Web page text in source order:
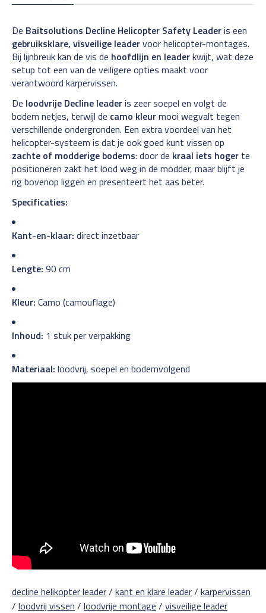
De Baitsolutions Decline Helicopter Safety Leaderis een
gebruiksklare, visveilige leadervoor helicopter-montages.
Bij lijnbreuk kan de vis de hoofdlijn en leaderkwijt, wat deze
setup tot een van de veiligere opties maakt voor
verantwoord karpervissen.
De loodvrije Decline leaderis zeer soepel en volgt de
bodem netjes, terwijl de camo kleurmooi wegvalt tegen
verschillende ondergronden. Een extra voordeel van het
helicopter-systeem is dat je ook goed kunt vissen op
zachte of modderige bodems: door de kraal iets hoger te
positioneren zakt het lood weg in de modder, maar blijft je
rig bovenop liggen en presenteert het aas beter.
Specificaties:
Kant-en-klaar: direct inzetbaar
Lengte: 90 cm
Kleur: Camo (camouflage)
Inhoud: 1 stuk per verpakking
Materiaal: loodvrij, soepel en bodemvolgend
decline helikopter leader/ kant en klare leader/ karpervissen
/ loodvrij vissen / loodvrije montage / visveilige leader